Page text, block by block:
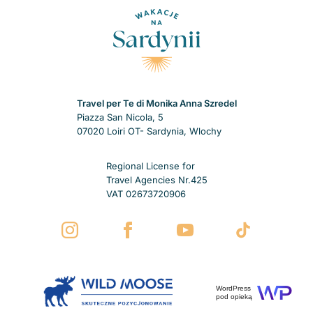
Travel per Te di Monika Anna Szredel
Piazza San Nicola, 5
07020 Loiri OT- Sardynia, Wlochy
Regional License for
Travel Agencies Nr.425
VAT 02673720906
WordPress
pod opieką